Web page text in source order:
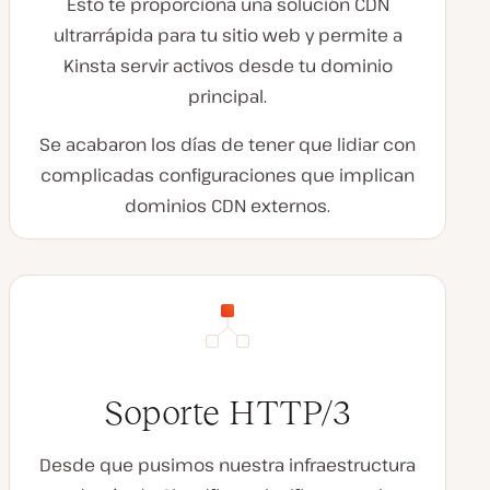
ultrarrápida para tu sitio web y permite a
Kinsta servir activos desde tu dominio
principal.
Se acabaron los días de tener que lidiar con
complicadas configuraciones que implican
dominios CDN externos.
Soporte HTTP/3
Desde que pusimos nuestra infraestructura